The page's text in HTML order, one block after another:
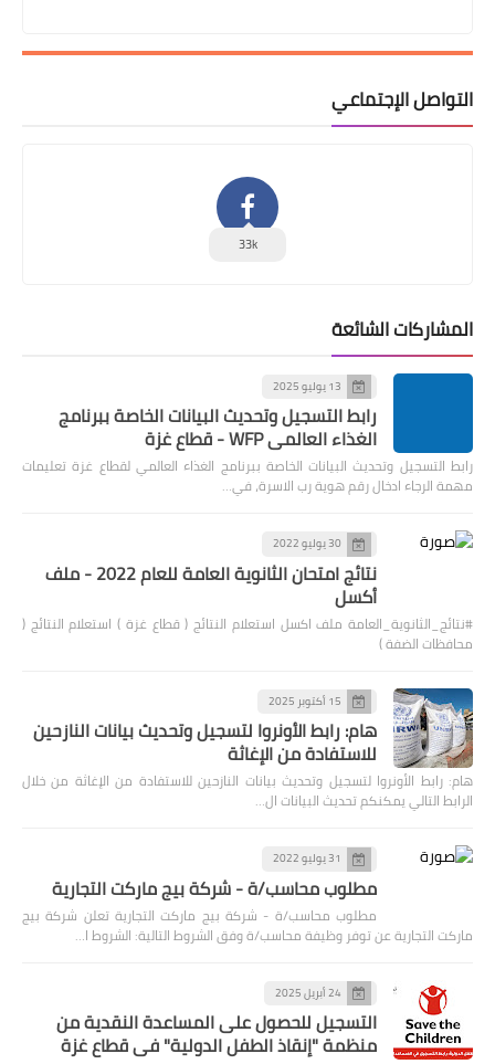
التواصل الإجتماعي
33k
المشاركات الشائعة
13 يوليو 2025
رابط التسجيل وتحديث البيانات الخاصة ببرنامج
الغذاء العالمي WFP - قطاع غزة
رابط التسجيل وتحديث البيانات الخاصة ببرنامج الغذاء العالمي لقطاع غزة تعليمات
مهمة الرجاء ادخال رقم هوية رب الاسرة، في…
30 يوليو 2022
نتائج امتحان الثانوية العامة للعام 2022 - ملف
أكسل
#نتائج_الثانوية_العامة ملف اكسل استعلام النتائج ( قطاع غزة ) استعلام النتائج (
محافظات الضفة )
15 أكتوبر 2025
هام: رابط الأونروا لتسجيل وتحديث بيانات النازحين
للاستفادة من الإغاثة
هام: رابط الأونروا لتسجيل وتحديث بيانات النازحين للاستفادة من الإغاثة من خلال
الرابط التالي يمكنكم تحديث البيانات ال…
31 يوليو 2022
مطلوب محاسب/ة - شركة بيج ماركت التجارية
مطلوب محاسب/ة - شركة بيج ماركت التجارية تعلن شركة بيج
ماركت التجارية عن توفر وظيفة محاسب/ة وفق الشروط التالية: الشروط ا…
24 أبريل 2025
التسجيل للحصول على المساعدة النقدية من
منظمة "إنقاذ الطفل الدولية" في قطاع غزة